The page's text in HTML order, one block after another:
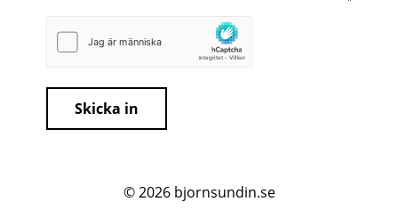
Skicka in
© 2026 bjornsundin.se